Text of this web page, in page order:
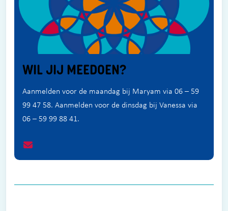
WIL JIJ MEEDOEN?
Aanmelden voor de maandag bij Maryam via 06 – 59
99 47 58. Aanmelden voor de dinsdag bij Vanessa via
06 – 59 99 88 41.